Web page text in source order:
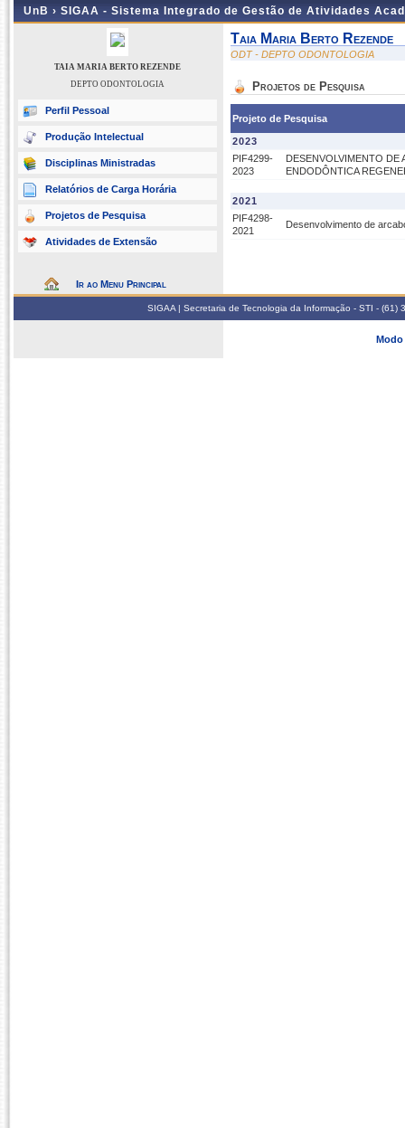
UnB › SIGAA - Sistema Integrado de Gestão de Atividades
TAIA MARIA BERTO REZENDE
DEPTO ODONTOLOGIA
Perfil Pessoal
Produção Intelectual
Disciplinas Ministradas
Relatórios de Carga Horária
Projetos de Pesquisa
Atividades de Extensão
Ir ao Menu Principal
Taia Maria Berto Rezende
ODT - DEPTO ODONTOLOGIA
Projetos de Pesquisa
Projeto de Pesquisa
2023
PIF4299-
2023
DESENVOLVIMENTO DE
ENDODÔNTICA
2021
PIF4298-
2021
Desenvolvimento de
SIGAA | Secretaria de Tecnologia da Informação - STI -
Modo